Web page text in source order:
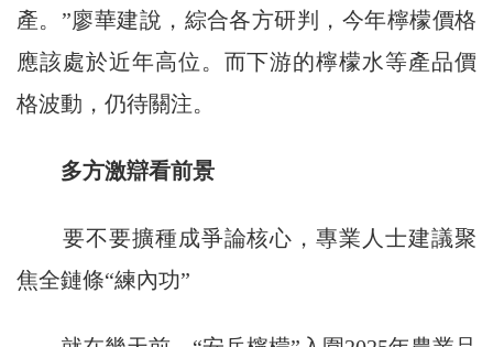
產。”廖華建說，綜合各方研判，今年檸檬價格
應該處於近年高位。而下游的檸檬水等產品價
格波動，仍待關注。
多方激辯看前景
要不要擴種成爭論核心，專業人士建議聚
焦全鏈條“練內功”